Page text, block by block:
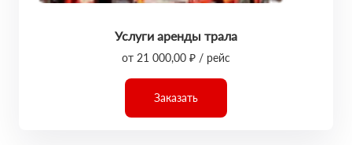
Услуги аренды трала
от 21 000,00 ₽ / рейс
Заказать